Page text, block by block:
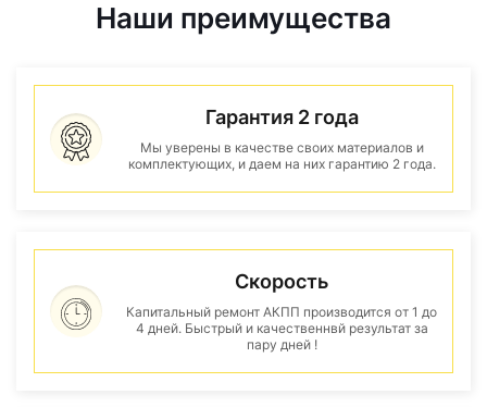
Наши преимущества
Гарантия 2 года
Мы уверены в качестве своих материалов и
комплектующих, и даем на них гарантию 2 года.
Скорость
Капитальный ремонт АКПП производится от 1 до
4 дней. Быстрый и качественнвй результат за
пару дней !